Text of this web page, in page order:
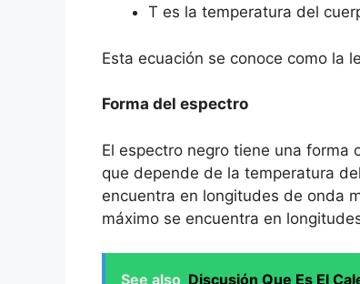
T es la temperatura del
Esta ecuación se conoce como la
Forma del espectro
El espectro negro tiene una forma
que depende de la temperatura
encuentra en longitudes de onda
máximo se encuentra en
See also Discusión Que Es El